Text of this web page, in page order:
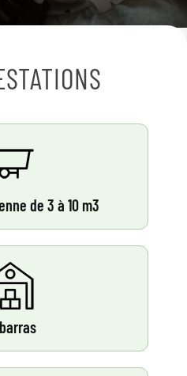
de 3 à 10 m3